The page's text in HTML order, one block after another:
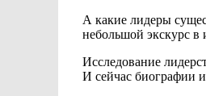
А какие лидеры
небольшой экскурс в
Исследование
И сейчас биографии